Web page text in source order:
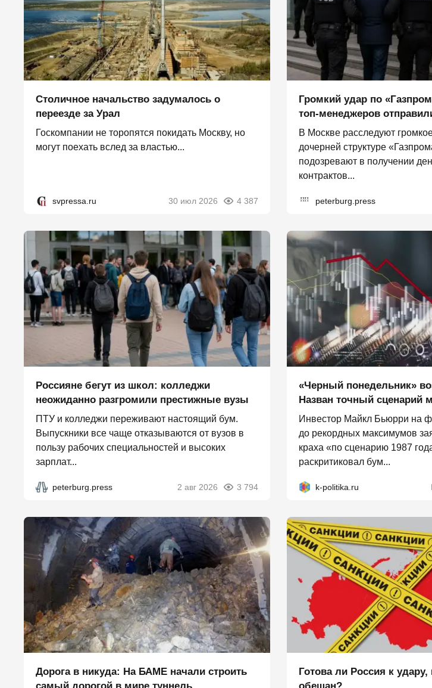
Столичное начальство задумалось о
переезде за Урал
Госкомпании не торопятся покидать Москву, но
могут поехать вслед за властью...
svpressa.ru 30 июл 2026 4 387
Громкий удар по
топ-менеджеров
В Москве расследуют
дочерней структуре
подозревают в получении
контрактов...
peterburg.press
Россияне бегут из школ: колледжи
неожиданно разгромили престижные вузы
ПТУ и колледжи переживают настоящий бум.
Выпускники все чаще отказываются от вузов в
пользу рабочих специальностей и высоких
зарплат...
peterburg.press 2 авг 2026 3 794
«Черный понедельник»
Назван точный сценарий
Инвестор Майкл Бьюрри на
до рекордных максимумов
краха «по сценарию 1987
раскритиковал бум...
k-politika.ru
Дорога в никуда: На БАМЕ начали строить
самый дорогой в мире туннель
Готова ли Россия к
обещан?